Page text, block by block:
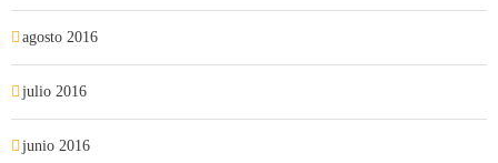
agosto 2016
julio 2016
junio 2016